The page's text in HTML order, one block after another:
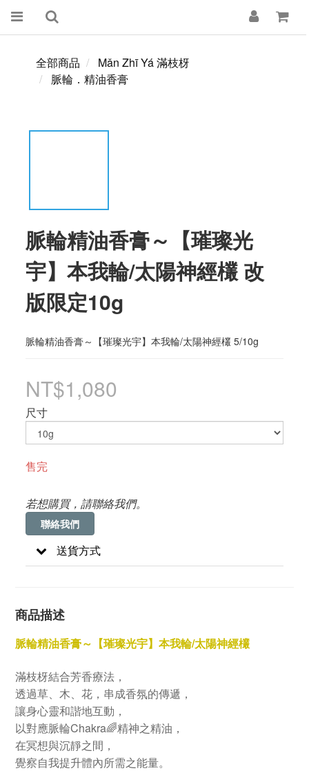
全部商品
Mǎn Zhī Yá 滿枝枒
脈輪．精油香膏
脈輪精油香膏～【璀璨光
宇】本我輪/太陽神經欉 改
版限定10g
脈輪精油香膏～【璀璨光宇】本我輪/太陽神經欉 5/10g
NT$1,080
尺寸
售完
若想購買，請聯絡我們。
聯絡我們
送貨方式
商品描述
脈輪精油香膏～【璀璨光宇】本我輪/太陽神經欉
滿枝枒結合芳香療法，
透過草、木、花，串成香氛的傳遞，
讓身心靈和諧地互動，
以對應脈輪Chakra🌈精神之精油，
在冥想與沉靜之間，
覺察自我提升體內所需之能量。